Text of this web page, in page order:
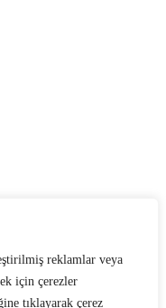
reklamlar veya
için çerezler
tıklayarak çerez